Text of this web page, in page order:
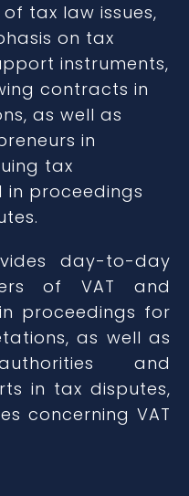
tax law issues,
on tax
instruments,
contracts in
as well as
in
tax
proceedings
day-to-day
of VAT and
proceedings for
as well as
and
in tax disputes,
concerning VAT